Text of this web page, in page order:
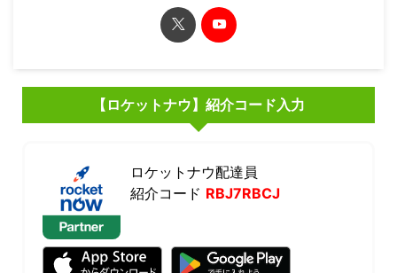
【ロケットナウ】紹介コード入力
ロケットナウ配達員
紹介コード RBJ7RBCJ